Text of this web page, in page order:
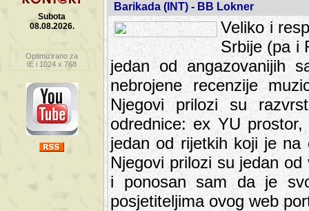
Subota
08.08.2026.
Optimizirano za
IE i 1024 x 768
Barikada (INT) - BB Lokner
Veliko i
Srbije (pa i
jedan od angazovanijih
nebrojene recenzije
Njegovi prilozi su
odrednice: ex YU
jedan od rijetkih koji je na
Njegovi prilozi su jedan
i ponosan sam da je
posjetiteljima ovog web